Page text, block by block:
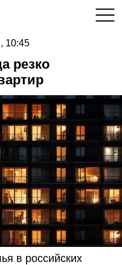
10:45
резко
в российских